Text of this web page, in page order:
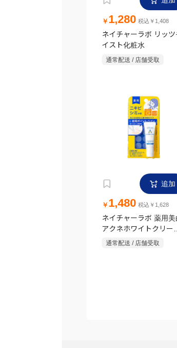
￥ 1,280 税込￥1,408
ネイチャーラボ リッツ
イスト化粧水
通常配送 / 店舗受取
追加
￥ 1,480 税込￥1,628
ネイチャーラボ 薬用美
アクネホワイトクリーム
【医薬部外品】
通常配送 / 店舗受取